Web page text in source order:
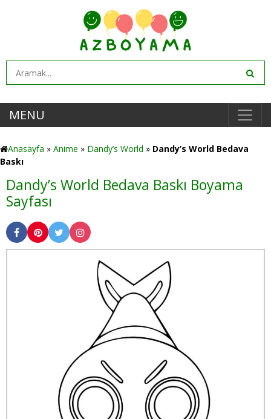
MENU
Anasayfa » Anime » Dandy’s World » Dandy’s World Bedava
Baskı
Dandy’s World Bedava Baskı Boyama
Sayfası